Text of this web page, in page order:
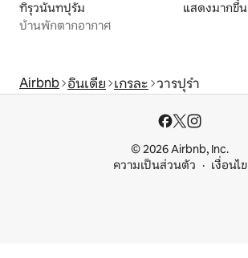
ทิรุวนันทปุรัม
บ้านพักตากอากาศ
แสดงมากขึ้น
Airbnb อินเดีย เกรละ วารปุรํา
© 2026 Airbnb, Inc.
ความเป็นส่วนตัว
เงื่อนไข